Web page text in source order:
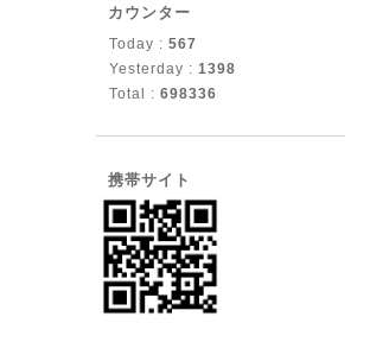
カウンター
Today : 567
Yesterday : 1398
Total : 698336
携帯サイト